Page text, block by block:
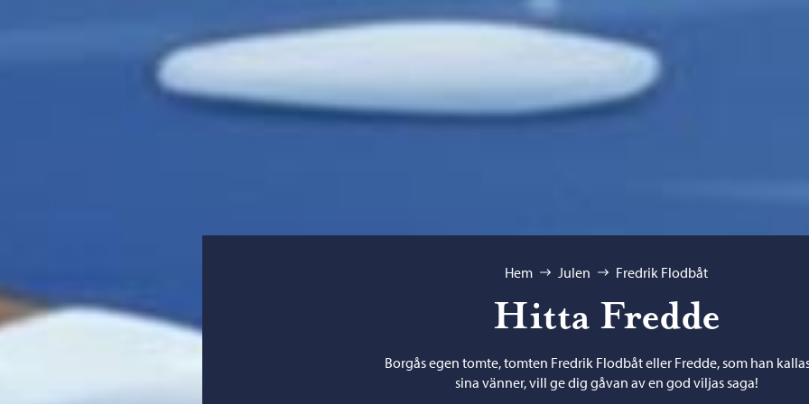
Hem Julen Fredrik Flodbåt
Hitta Fredde
Borgås egen tomte, tomten Fredrik Flodbåt eller Fredde, som han
sina vänner, vill ge dig gåvan av en god viljas saga!